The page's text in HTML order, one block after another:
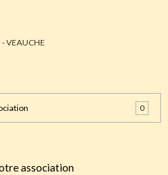
VEAUCHE
0
association